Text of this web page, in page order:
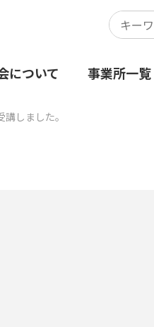
について 事業所一覧
しました。